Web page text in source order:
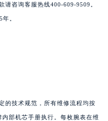
请咨询客服热线400-609-9509。
。
的技术规范，所有维修流程均按
部机芯手册执行。每枚腕表在维